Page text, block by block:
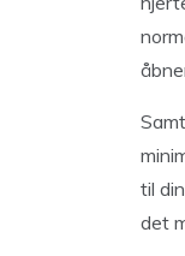
til
det